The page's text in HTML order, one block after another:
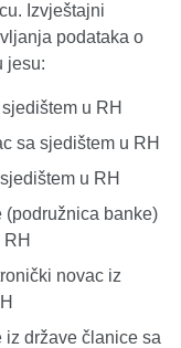
Izvještajni
podataka o
jesu:
u RH
sa sjedištem u RH
u RH
(podružnica banke)
novac iz
države članice sa